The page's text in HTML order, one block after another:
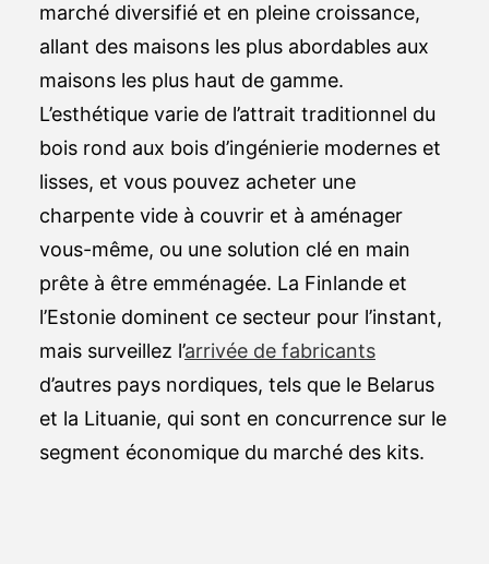
marché diversifié et en pleine croissance,
allant des maisons les plus abordables aux
maisons les plus haut de gamme.
L’esthétique varie de l’attrait traditionnel du
bois rond aux bois d’ingénierie modernes et
lisses, et vous pouvez acheter une
charpente vide à couvrir et à aménager
vous-même, ou une solution clé en main
prête à être emménagée. La Finlande et
l’Estonie dominent ce secteur pour l’instant,
mais surveillez l’arrivée de fabricants
d’autres pays nordiques, tels que le Belarus
et la Lituanie, qui sont en concurrence sur le
segment économique du marché des kits.